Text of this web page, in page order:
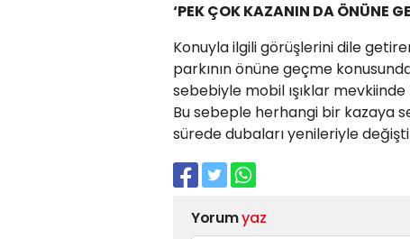
‘PEK ÇOK KAZANIN DA ÖNÜNE
Konuyla ilgili görüşlerini dile
parkının önüne geçme
sebebiyle mobil ışıklar
Bu sebeple herhangi bir kazaya
sürede dubaları yenileriyle
Yorumyaz